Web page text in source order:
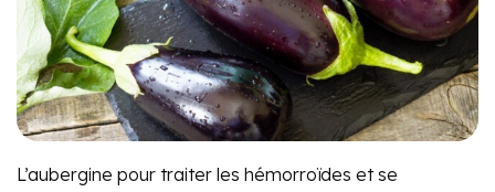
L’aubergine pour traiter les hémorroïdes et se